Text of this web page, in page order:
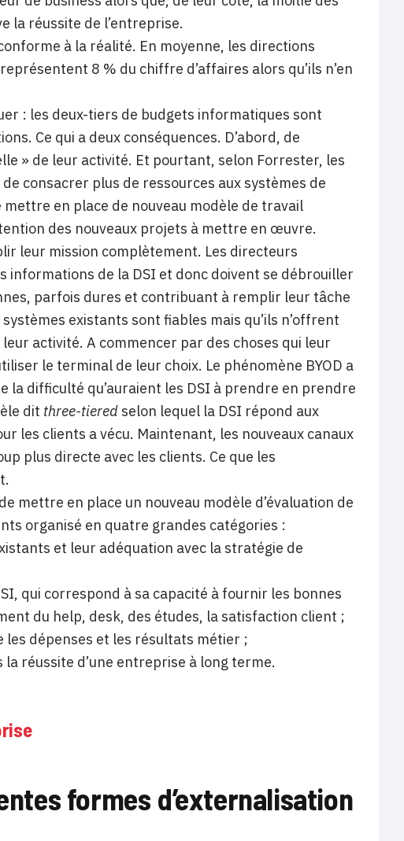
la réussite de l’entreprise.
à la réalité. En moyenne, les directions
8 % du chiffre d’affaires alors qu’ils n’en
: les deux-tiers de budgets informatiques sont
Ce qui a deux conséquences. D’abord, de
» de leur activité. Et pourtant, selon Forrester, les
consacrer plus de ressources aux systèmes de
en place de nouveau modèle de travail
des nouveaux projets à mettre en œuvre.
leur mission complètement. Les directeurs
informations de la DSI et donc doivent se débrouiller
parfois dures et contribuant à remplir leur tâche
existants sont fiables mais qu’ils n’offrent
activité. A commencer par des choses qui leur
le terminal de leur choix. Le phénomène BYOD a
la difficulté qu’auraient les DSI à prendre en prendre
dit three-tiered selon lequel la DSI répond aux
les clients a vécu. Maintenant, les nouveaux canaux
plus directe avec les clients. Ce que les
mettre en place un nouveau modèle d’évaluation de
organisé en quatre grandes catégories :
et leur adéquation avec la stratégie de
qui correspond à sa capacité à fournir les bonnes
du help, desk, des études, la satisfaction client ;
dépenses et les résultats métier ;
réussite d’une entreprise à long terme.
formes d’externalisation